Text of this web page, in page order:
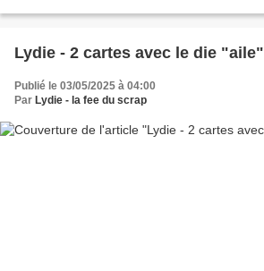
Lydie - 2 cartes avec le die "aile"
Publié le 03/05/2025 à 04:00
Par Lydie - la fee du scrap